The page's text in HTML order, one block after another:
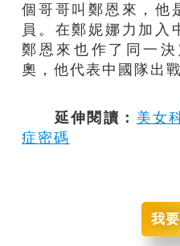
個哥哥叫鄭恩來，他
員。在鄭妮娜力加入
鄭恩來也作了同一
奧，他代表中國隊出
延伸閱讀： 美女
症密碼
我